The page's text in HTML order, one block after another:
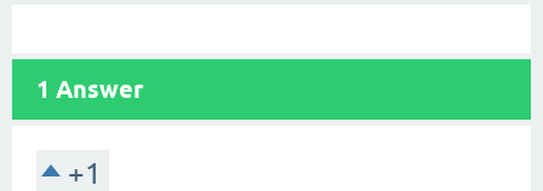
1 Answer
+1